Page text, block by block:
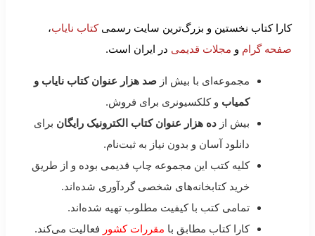
کارا کتاب نخستین و بزرگ‌ترین سایت رسمیکتاب نایاب،
صفحه گرام و مجلات قدیمی در ایران است.
مجموعه‌ای با بیش از صد هزار عنوان کتاب نایاب و
کمیاب و کلکسیونری برای فروش.
بیش از ده هزار عنوان کتاب الکترونیک رایگان برای
دانلود آسان و بدون نیاز به ثبت‌نام.
کلیه کتب این مجموعه چاپ قدیمی بوده و از طریق
خرید کتابخانه‌های شخصی گردآوری شده‌اند.
تمامی کتب با کیفیت مطلوب تهیه شده‌اند.
کارا کتاب مطابق با مقررات کشور فعالیت می‌کند.